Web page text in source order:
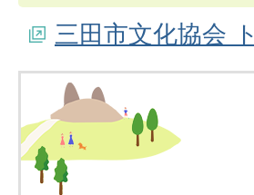
三田市文化協会